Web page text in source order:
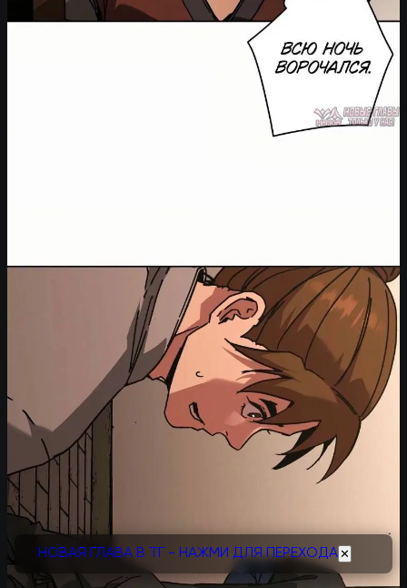
НОВАЯ ГЛАВА В ТГ - НАЖМИ ДЛЯ ПЕРЕХОДА ✕